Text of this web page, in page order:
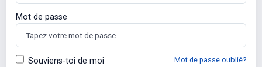
Mot de passe
Souviens-toi de moi Mot de passe oublié?